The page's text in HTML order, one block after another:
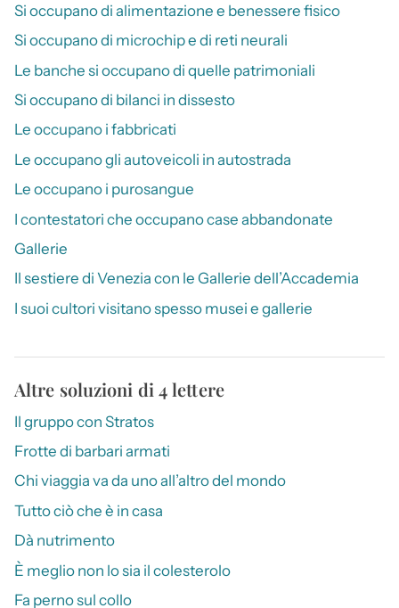
Si occupano di alimentazione e benessere fisico
Si occupano di microchip e di reti neurali
Le banche si occupano di quelle patrimoniali
Si occupano di bilanci in dissesto
Le occupano i fabbricati
Le occupano gli autoveicoli in autostrada
Le occupano i purosangue
I contestatori che occupano case abbandonate
Gallerie
Il sestiere di Venezia con le Gallerie dell’Accademia
I suoi cultori visitano spesso musei e gallerie
Altre soluzioni di 4 lettere
Il gruppo con Stratos
Frotte di barbari armati
Chi viaggia va da uno all’altro del mondo
Tutto ciò che è in casa
Dà nutrimento
È meglio non lo sia il colesterolo
Fa perno sul collo